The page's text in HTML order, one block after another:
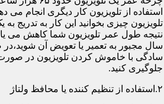
استفاده از تلویزیون کار دیگری انجام می
تلویزیون چیزی بخوانید این کار به تدریج
سال مجبور به تعمیر یا تعویض آن شوید،در
سادگی با خاموش کردن تلویزیون در صورت
جلوگیری کنید.
۲.استفاده از تنظیم کننده یا محافظ ولتاژ